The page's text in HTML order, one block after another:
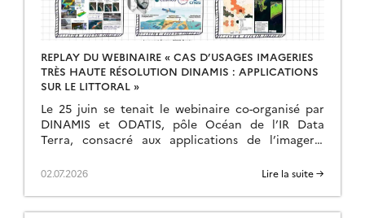
REPLAY DU WEBINAIRE « CAS D’USAGES IMAGERIES
TRÈS HAUTE RÉSOLUTION DINAMIS : APPLICATIONS
SUR LE LITTORAL »
Le 25 juin se tenait le webinaire co-organisé par
DINAMIS et ODATIS, pôle Océan de l’IR Data
Terra, consacré aux applications de l’imagerie
02.07.2026 Lire la suite →